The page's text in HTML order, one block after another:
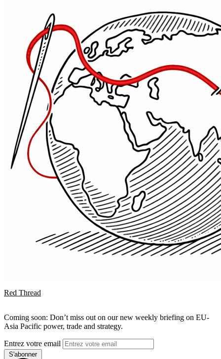
Red Thread
Coming soon: Don’t miss out on our new weekly briefing on EU-
Asia Pacific power, trade and strategy.
Entrez votre email
S'abonner